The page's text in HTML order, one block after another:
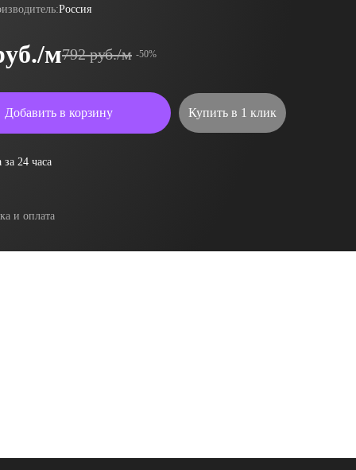
Россия
м792 руб./м -50%
Добавить в корзину Купить в 1 клик
за 24 часа
и оплата